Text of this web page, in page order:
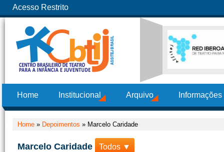
Acesso Restrito
Home Institucional Arquivo
Home » Depoimentos » Marcelo Caridade
Marcelo Caridade Todos ▼